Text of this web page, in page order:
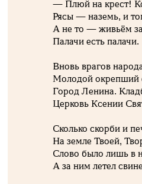
— Плюй на крест!
Рясы — наземь, и
А не то — живьём
Палачи есть палачи.
Вновь врагов
Молодой окрепший
Город Ленина.
Церковь Ксении
Сколько скорби и
На земле Твоей,
Слово было лишь в
А за ним летел